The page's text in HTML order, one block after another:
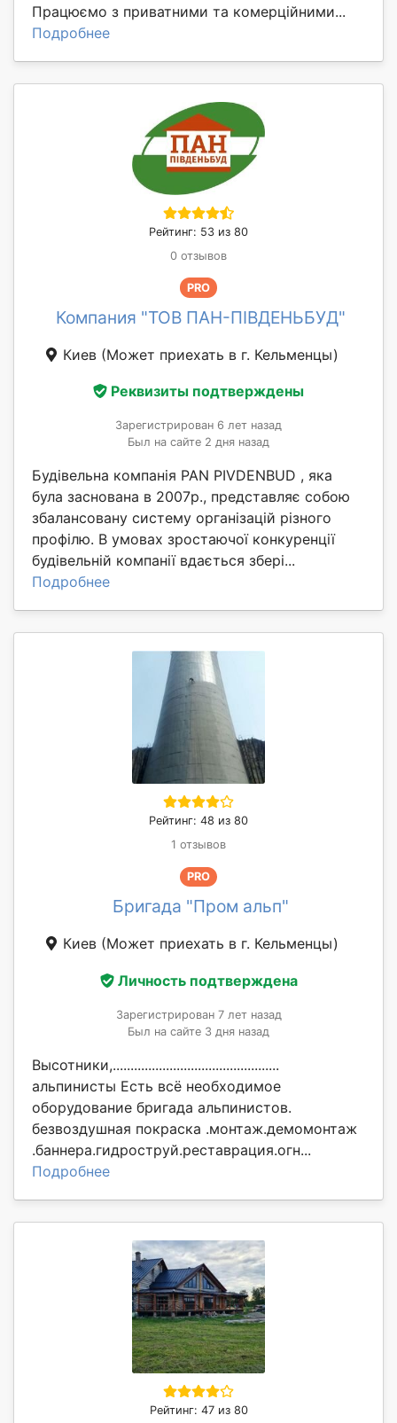
Працюємо з приватними та комерційними...
Подробнее
Рейтинг: 53 из 80
0 отзывов
PRO
Компания "ТОВ ПАН-ПІВДЕНЬБУД"
Киев (Может приехать в г. Кельменцы)
Реквизиты подтверждены
Зарегистрирован 6 лет назад
Был на сайте 2 дня назад
Будівельна компанія PAN PIVDENBUD , яка
була заснована в 2007р., представляє собою
збалансовану систему організацій різного
профілю. В умовах зростаючої конкуренції
будівельній компанії вдається збері...
Подробнее
Рейтинг: 48 из 80
1 отзывов
PRO
Бригада "Пром альп"
Киев (Может приехать в г. Кельменцы)
Личность подтверждена
Зарегистрирован 7 лет назад
Был на сайте 3 дня назад
Высотники,...............................................
альпинисты Есть всё необходимое
оборудование бригада альпинистов.
безвоздушная покраска .монтаж.демомонтаж
.баннера.гидроструй.реставрация.огн...
Подробнее
Рейтинг: 47 из 80